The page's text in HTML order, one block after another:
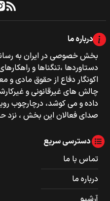
درباره ما
بخش خصوصی‌‌ در ایران به
دستاوردها ،تنگناها و
اکونگار دفاع از حقوق مادی
چالش های غیرقانونی و
داده و می کوشد، درچارچوب
صدای فعالان این بخش ، نزد
دسترسی سریع
تماس با ما
درباره ما